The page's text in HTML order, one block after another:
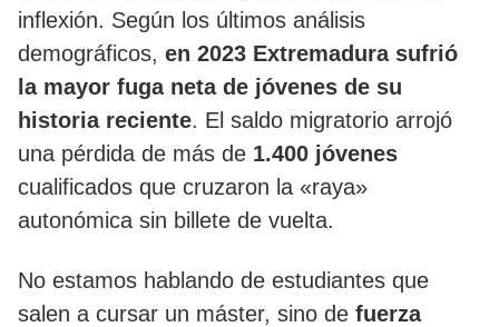
inflexión. Según los últimos análisis
demográficos, en 2023 Extremadura sufrió
la mayor fuga neta de jóvenes de su
historia reciente. El saldo migratorio arrojó
una pérdida de más de 1.400 jóvenes
cualificados que cruzaron la «raya»
autonómica sin billete de vuelta.
​No estamos hablando de estudiantes que
salen a cursar un máster, sino de fuerza